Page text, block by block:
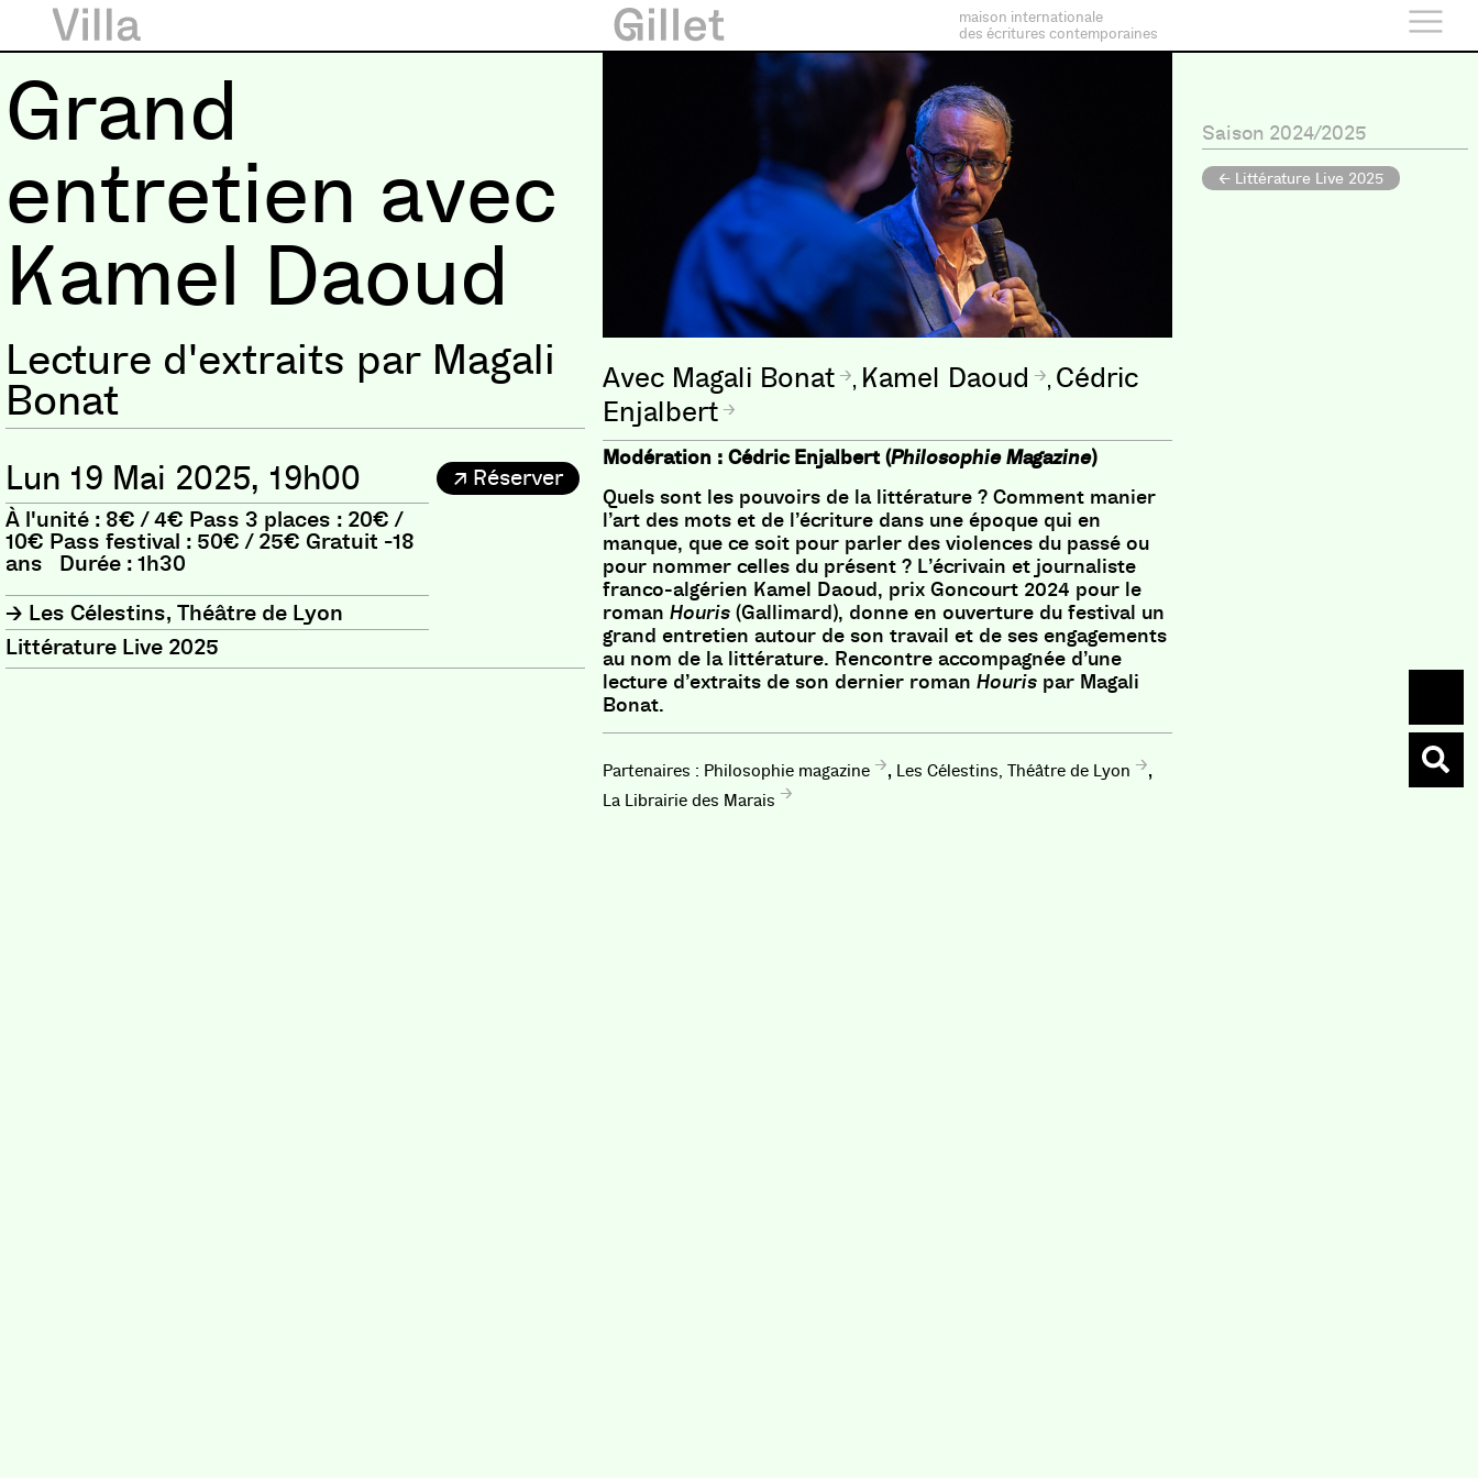
maison internationale
des écritures contemporaines
Grand
entretien avec
Kamel Daoud
Lecture d'extraits par Magali
Bonat
Lun 19 Mai 2025, 19h00 Réserver
À l'unité : 8€ / 4€ Pass 3 places : 20€ /
10€ Pass festival : 50€ / 25€ Gratuit -18
ans Durée : 1h30
Les Célestins, Théâtre de Lyon
Littérature Live 2025
Magali Bonat , Kamel Daoud , Cédric
Enjalbert
Modération : Cédric Enjalbert (Philosophie Magazine)
Quels sont les pouvoirs de la littérature ? Comment manier
l’art des mots et de l’écriture dans une époque qui en
manque, que ce soit pour parler des violences du passé ou
pour nommer celles du présent ? L’écrivain et journaliste
franco-algérien Kamel Daoud, prix Goncourt 2024 pour le
romanHouris(Gallimard), donne en ouverture du festival un
grand entretien autour de son travail et de ses engagements
au nom de la littérature. Rencontre accompagnée d’une
lecture d’extraits de son dernier romanHouris par Magali
Bonat.
Philosophie magazine , Les Célestins, Théâtre de Lyon ,
La Librairie des Marais
Saison 2024/2025
← Littérature Live 2025